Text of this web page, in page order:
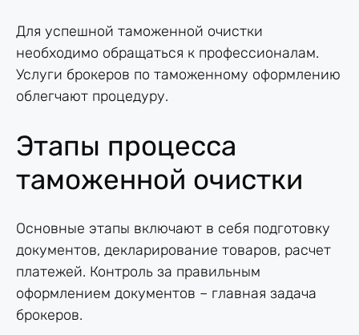
Для успешной таможенной очистки
необходимо обращаться к профессионалам.
Услуги брокеров по таможенному оформлению
облегчают процедуру.
Этапы процесса
таможенной очистки
Основные этапы включают в себя подготовку
документов, декларирование товаров, расчет
платежей. Контроль за правильным
оформлением документов – главная задача
брокеров.